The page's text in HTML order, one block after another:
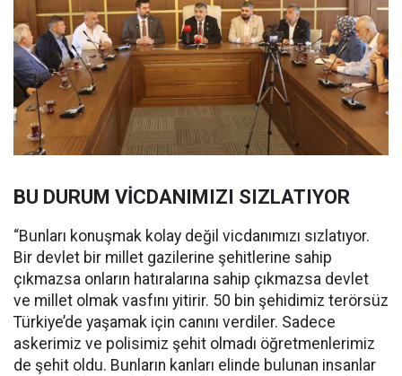
BU DURUM VİCDANIMIZI SIZLATIYOR
“Bunları konuşmak kolay değil vicdanımızı sızlatıyor.
Bir devlet bir millet gazilerine şehitlerine sahip
çıkmazsa onların hatıralarına sahip çıkmazsa devlet
ve millet olmak vasfını yitirir. 50 bin şehidimiz terörsüz
Türkiye’de yaşamak için canını verdiler. Sadece
askerimiz ve polisimiz şehit olmadı öğretmenlerimiz
de şehit oldu. Bunların kanları elinde bulunan insanlar